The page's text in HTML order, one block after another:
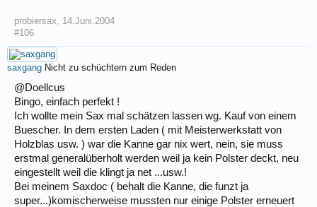
probiersax
14.Juni.2004
#106
saxgang Nicht zu schüchtern zum Reden
@Doellcus
Bingo, einfach perfekt !
Ich wollte mein Sax mal schätzen lassen wg. Kauf von einem
Buescher. In dem ersten Laden ( mit Meisterwerkstatt von
Holzblas usw. ) war die Kanne gar nix wert, nein, sie muss
erstmal generalüberholt werden weil ja kein Polster deckt, neu
eingestellt weil die klingt ja net ...usw.!
Bei meinem Saxdoc ( behalt die Kanne, die funzt ja
super...)komischerweise mussten nur einige Polster erneuert